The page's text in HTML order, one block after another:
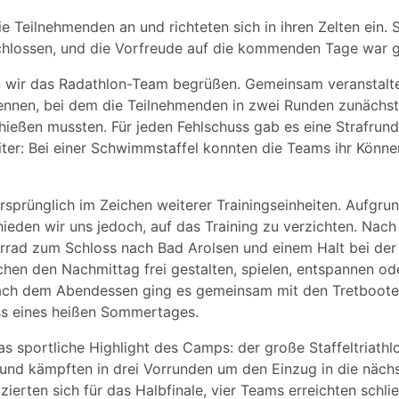
Teilnehmenden an und richteten sich in ihren Zelten ein.
und die Vorfreude auf die kommenden Tage war
das Radathlon-Team begrüßen. Gemeinsam
bei dem die Teilnehmenden in zwei Runden
mussten. Für jeden Fehlschuss gab es eine
Bei einer Schwimmstaffel konnten die Teams ihr
im Zeichen weiterer Trainingseinheiten.
wir uns jedoch, auf das Training zu verzichten.
zum Schloss nach Bad Arolsen und einem Halt bei
den Nachmittag frei gestalten, spielen, entspannen
dem Abendessen ging es gemeinsam mit den
eines heißen Sommertages.
sportliche Highlight des Camps: der große
kämpften in drei Vorrunden um den Einzug in die
sich für das Halbfinale, vier Teams erreichten